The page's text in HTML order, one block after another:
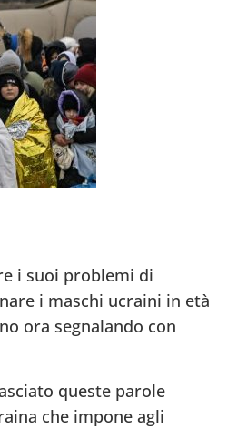
i suoi problemi di
i maschi ucraini in età
ora segnalando con
queste parole
che impone agli